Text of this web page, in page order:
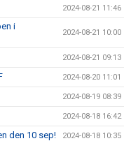
2024-08-21 11:46
i
2024-08-21 10:00
2024-08-21 09:13
2024-08-20 11:01
2024-08-19 08:39
2024-08-18 16:42
den 10 sep! 2024-08-18 10:35